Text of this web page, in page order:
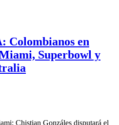
Colombianos en
Superbowl y
Chistian Gonzáles disputará el